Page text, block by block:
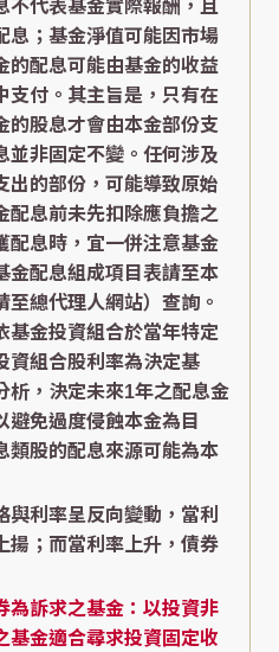
不代表基金實際報酬，且
息；基金淨值可能因市場
的配息可能由基金的收益
支付。其主旨是，只有在
的股息才會由本金部份支
並非固定不變。任何涉及
出的部份，可能導致原始
配息前未先扣除應負擔之
配息時，宜一併注意基金
金配息組成項目表請至本
至總代理人網站）查詢。
基金投資組合於當年特定
資組合股利率為決定基
析，決定未來1年之配息金
避免過度侵蝕本金為目
類股的配息來源可能為本
與利率呈反向變動，當利
揚；而當利率上升，債券
為訴求之基金：以投資非
基金適合尋求投資固定收